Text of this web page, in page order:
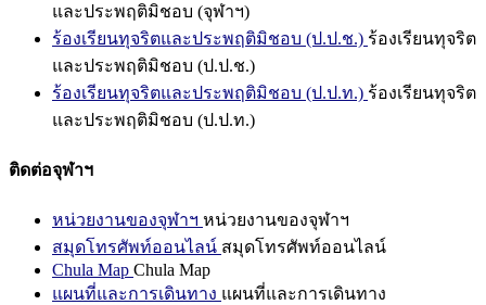
และประพฤติมิชอบ (จุฬาฯ)
ร้องเรียนทุจริตและประพฤติมิชอบ (ป.ป.ช.) ร้องเรียนทุจริต
และประพฤติมิชอบ (ป.ป.ช.)
ร้องเรียนทุจริตและประพฤติมิชอบ (ป.ป.ท.) ร้องเรียนทุจริต
และประพฤติมิชอบ (ป.ป.ท.)
ติดต่อจุฬาฯ
หน่วยงานของจุฬาฯ หน่วยงานของจุฬาฯ
สมุดโทรศัพท์ออนไลน์ สมุดโทรศัพท์ออนไลน์
Chula Map Chula Map
แผนที่และการเดินทาง แผนที่และการเดินทาง